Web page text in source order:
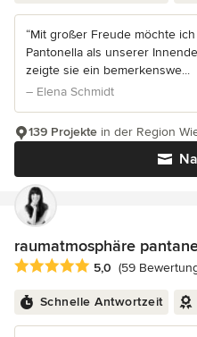
“Mit großer Freude möchte
Pantonella als unserer
zeigte sie ein bemerkenswe...
– Elena Schmidt
139 Projekte in der Region
raumatmosphäre
Durchschnittliche Bewertung:
5,0 (59
Schnelle Antwortzeit